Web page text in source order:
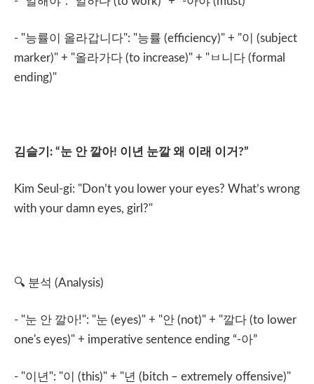
- "능률이 올라갑니다": "능률 (efficiency)" + "이
(subject
marker)" + "올라가다 (to increase)" + "ㅂ니다 (formal
ending)"
김슬기 : “눈 안 깔아! 이년 눈깔 왜 이래 이거 ?”
Kim Seul-gi: "Don’t you lower your eyes? What’s wrong
with your damn eyes, girl?"
🔍 분석 (Analysis)
- "눈 안 깔아!": "눈 (eyes)" + "안 (not)" + "깔다 (to lower
one's eyes)" + imperative sentence ending “-아”
- "이년": "이 (this)" + "년 (bitch – extremely offensive)"